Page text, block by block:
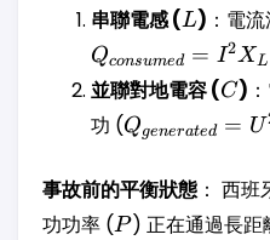
串聯電感 (L
L) ：電
Qconsumed = I2XL
並聯對地電容 (C
C)
功 (Qgenerated = U
事故前的平衡狀態： 西班
功功率 (P
P) 正在通過長距